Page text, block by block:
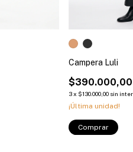
Campera Luli
$390.000,00
3x $130.000,00 sin
¡Última unidad!
Comprar